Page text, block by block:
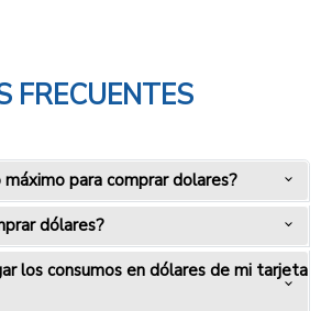
FRECUENTES
para comprar dolares?
dólares?
los consumos en dólares de mi tarjeta